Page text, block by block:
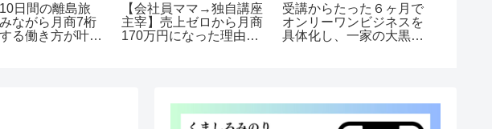
日間の離島旅
ながら月商7桁
る働き方が叶い
【会社員ママ→独自講座
主宰】売上ゼロから月商
170万円になった理由と
受講からたった６ヶ月で
オンリーワンビジネスを
具体化し、一家の大黒柱